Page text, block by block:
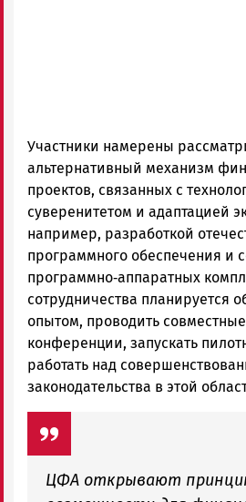
Участники намерены
альтернативный механизм
проектов, связанных с
суверенитетом и адаптацией
например, разработкой
программного обеспечения и
программно‑аппаратных
сотрудничества планируется
опытом, проводить
конференции, запускать
работать над
законодательства в этой
ЦФА открывают